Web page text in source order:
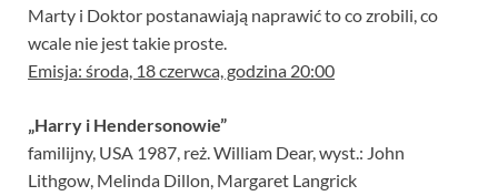
Marty i Doktor postanawiają naprawić to co zrobili, co
wcale nie jest takie proste.
Emisja: środa, 18 czerwca, godzina 20:00
„Harry i Hendersonowie”
familijny, USA 1987, reż. William Dear, wyst.: John
Lithgow, Melinda Dillon, Margaret Langrick